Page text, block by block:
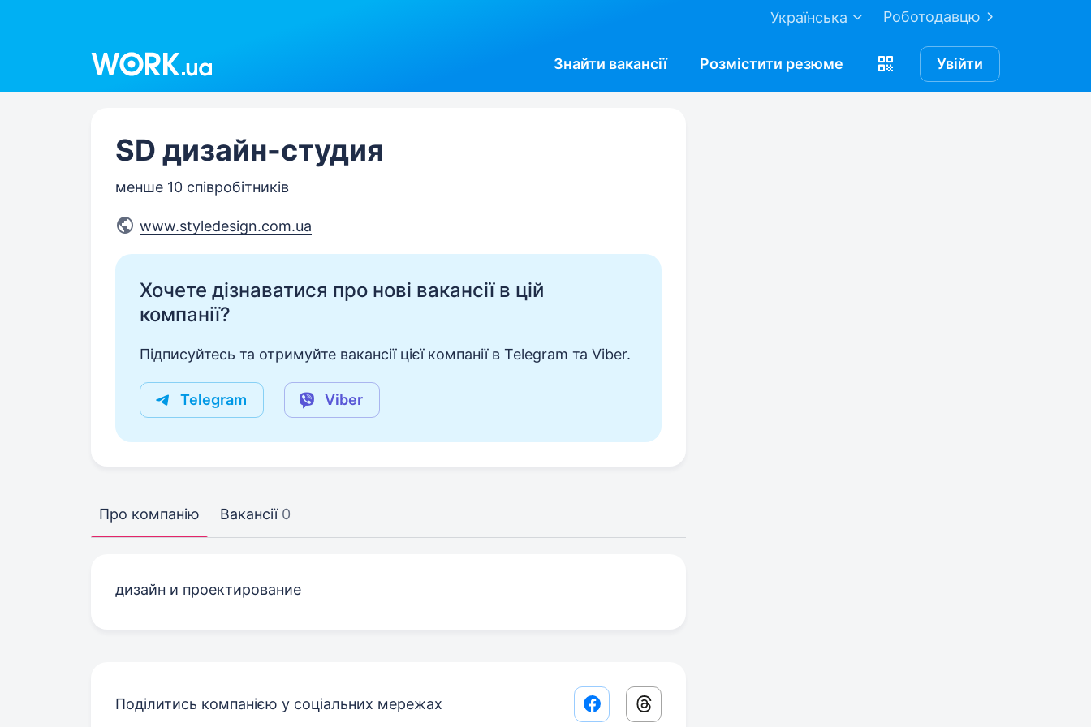
Роботодавцю
Українська
Знайти вакансії Розмістити резюме Увійти
SD дизайн-студия
менше 10 співробітників
www.styledesign.com.ua
Хочете дізнаватися про нові вакансії в цій
компанії?
Підписуйтесь та отримуйте вакансії цієї компанії в Telegram та Viber.
Telegram Viber
Про компанію Вакансії 0
дизайн и проектирование
Поділитись компанією у соціальних мережах Facebook share link
Threads share link